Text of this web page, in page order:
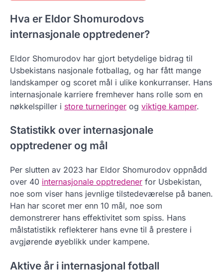
Hva er Eldor Shomurodovs
internasjonale opptredener?
Eldor Shomurodov har gjort betydelige bidrag til
Usbekistans nasjonale fotballag, og har fått mange
landskamper og scoret mål i ulike konkurranser. Hans
internasjonale karriere fremhever hans rolle som en
nøkkelspiller i store turneringer og viktige kamper.
Statistikk over internasjonale
opptredener og mål
Per slutten av 2023 har Eldor Shomurodov oppnådd
over 40 internasjonale opptredener for Usbekistan,
noe som viser hans jevnlige tilstedeværelse på banen.
Han har scoret mer enn 10 mål, noe som
demonstrerer hans effektivitet som spiss. Hans
målstatistikk reflekterer hans evne til å prestere i
avgjørende øyeblikk under kampene.
Aktive år i internasjonal fotball